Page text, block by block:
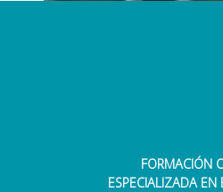
Instituciones
FORMACIÓN
ESPECIALIZADA EN